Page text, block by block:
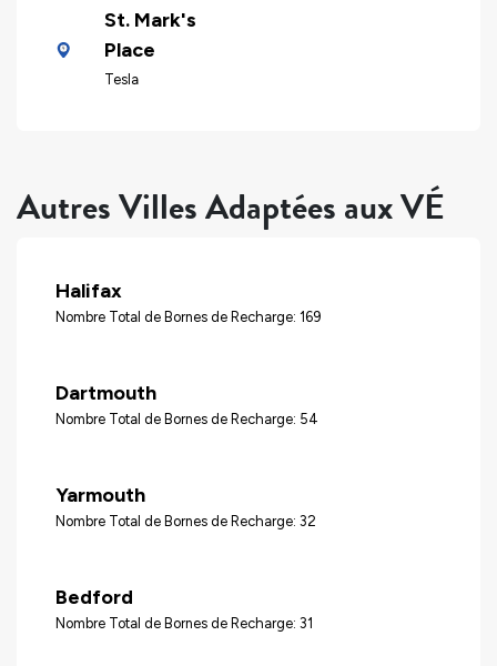
St. Mark's
Place
Tesla
Autres Villes Adaptées aux VÉ
Halifax
Nombre Total de Bornes de Recharge: 169
Dartmouth
Nombre Total de Bornes de Recharge: 54
Yarmouth
Nombre Total de Bornes de Recharge: 32
Bedford
Nombre Total de Bornes de Recharge: 31